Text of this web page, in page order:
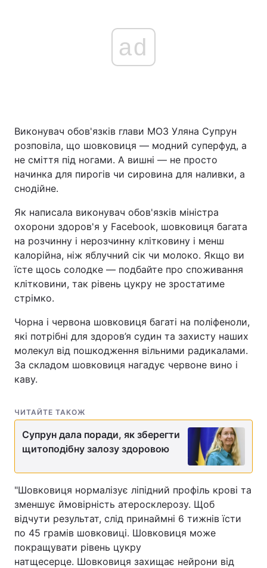
ad
Виконувач обов'язків глави МОЗ Уляна Супрун
розповіла, що шовковиця — модний суперфуд, а
не сміття під ногами. А вишні — не просто
начинка для пирогів чи сировина для наливки, а
снодійне.
Як написала виконувач обов'язків міністра
охорони здоров'я у Facebook, шовковиця багата
на розчинну і нерозчинну клітковину і менш
калорійна, ніж яблучний сік чи молоко. Якщо ви
їсте щось солодке — подбайте про споживання
клітковини, так рівень цукру не зростатиме
стрімко.
Чорна і червона шовковиця багаті на поліфеноли,
які потрібні для здоров’я судин та захисту наших
молекул від пошкодження вільними радикалами.
За складом шовковиця нагадує червоне вино і
каву.
ЧИТАЙТЕ ТАКОЖ
Супрун дала поради, як зберегти
щитоподібну залозу здоровою
"Шовковиця нормалізує ліпідний профіль крові та
зменшує ймовірність атеросклерозу. Щоб
відчути результат, слід принаймні 6 тижнів їсти
по 45 грамів шовковиці. Шовковиця може
покращувати рівень цукру
натщесерце. Шовковиця захищає нейрони від